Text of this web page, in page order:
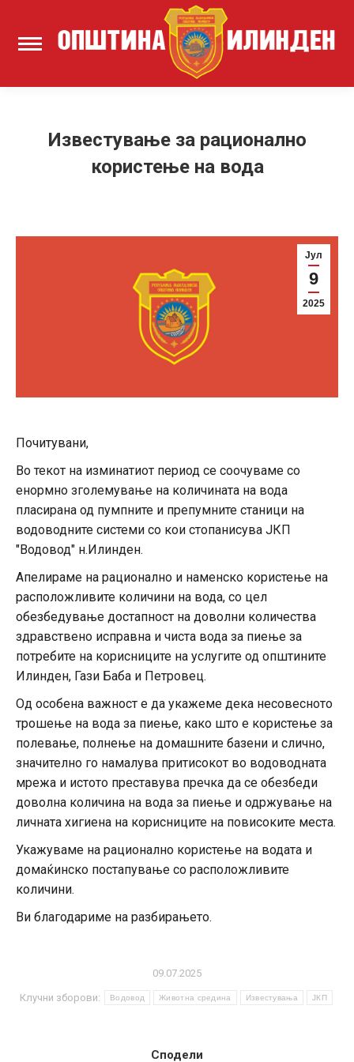
Известување за рационално
користење на вода
Јул
9
2025
Почитувани,
Во текот на изминатиот период се соочуваме со
енормно зголемување на количината на вода
пласирана од пумпните и препумните станици на
водоводните системи со кои стопанисува ЈКП
″Водовод″ н.Илинден.
Апелираме на рационално и наменско користење на
расположливите количини на вода, со цел
обезбедување достапност на доволни количества
здравствено исправна и чиста вода за пиење за
потребите на корисниците на услугите од општините
Илинден, Гази Баба и Петровец.
Од особена важност е да укажеме дека несовесното
трошење на вода за пиење, како што е користење за
полевање, полнење на домашните базени и слично,
значително го намалува притисокот во водоводната
мрежа и истото преставува пречка да се обезбеди
доволна количина на вода за пиење и одржување на
личната хигиена на корисниците на повисоките места.
Укажуваме на рационално користење на водата и
домаќинско постапување со расположливите
количини.
Ви благодариме на разбирањето.
09.07.2025
Клучни зборови: Водовод Животна средина Известувања ЈКП
Сподели